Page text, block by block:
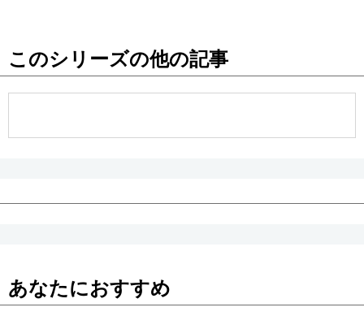
お知らせ
このシリーズの他の記事
あなたにおすすめ